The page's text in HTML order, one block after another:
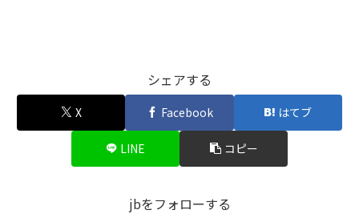
シェアする
X Facebook はてブ
LINE コピー
jbをフォローする